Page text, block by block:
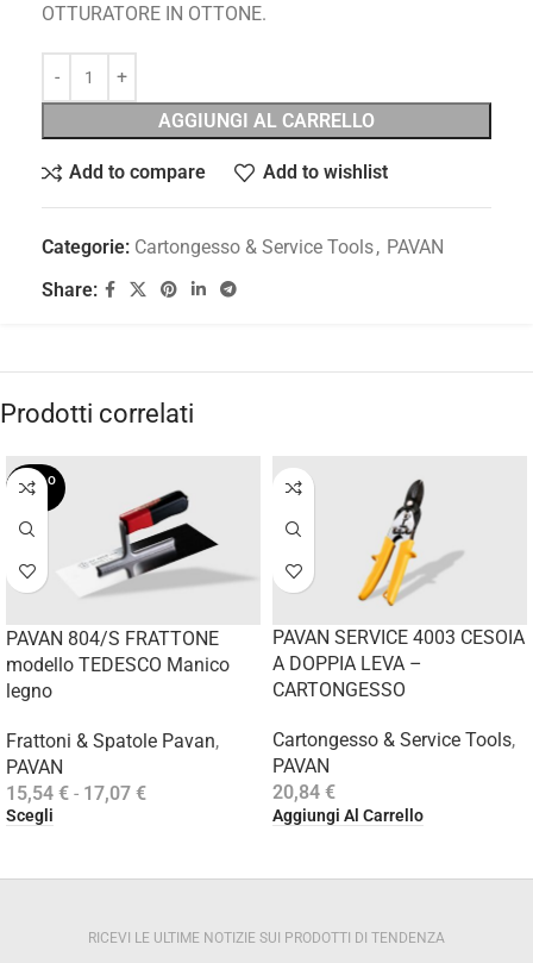
OTTURATORE IN OTTONE.
AGGIUNGI AL CARRELLO
Add to compare Add to wishlist
Categorie: Cartongesso & Service Tools, PAVAN
Share:
Prodotti correlati
SOLD O
UT
PAVAN 804/S FRATTONE
modello TEDESCO Manico
legno
Frattoni & Spatole Pavan,
PAVAN
15,54 € - 17,07 €
Scegli
PAVAN SERVICE 4003 CESOIA
A DOPPIA LEVA –
CARTONGESSO
Cartongesso & Service Tools,
PAVAN
20,84 €
Aggiungi Al Carrello
RICEVI LE ULTIME NOTIZIE SUI PRODOTTI DI TENDENZA